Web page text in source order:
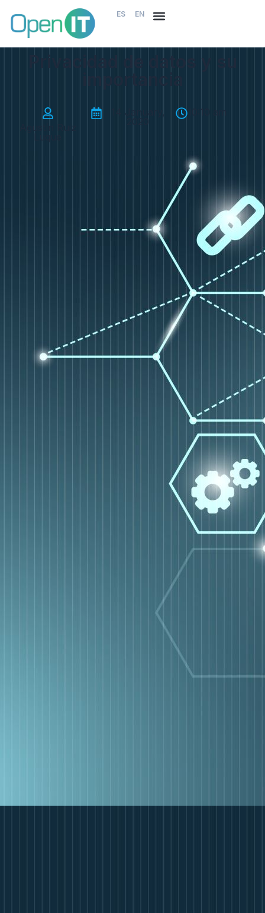
ES EN
Privacidad de datos y su
importancia
Agustín Ruiz
-
14 January,
- 10:10 am